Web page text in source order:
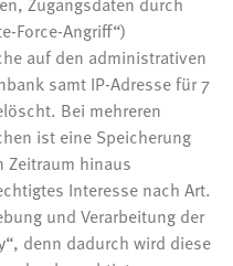
Force-Angriff“)
auf den administrativen
samt IP-Adresse für 7
Bei mehreren
ist eine Speicherung
Zeitraum hinaus
Interesse nach Art.
und Verarbeitung der
denn dadurch wird diese